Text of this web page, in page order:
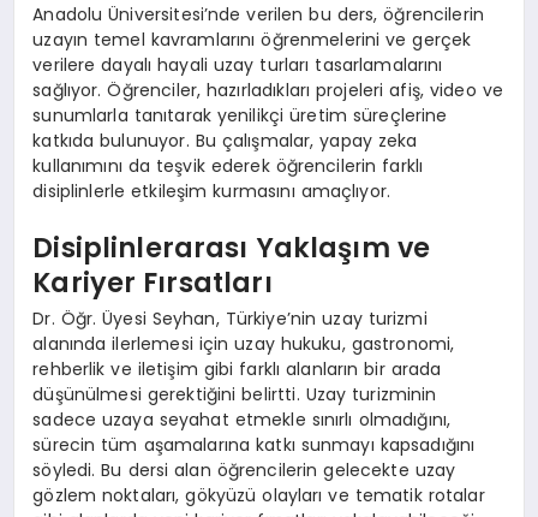
Anadolu Üniversitesi’nde verilen bu ders, öğrencilerin
uzayın temel kavramlarını öğrenmelerini ve gerçek
verilere dayalı hayali uzay turları tasarlamalarını
sağlıyor. Öğrenciler, hazırladıkları projeleri afiş, video ve
sunumlarla tanıtarak yenilikçi üretim süreçlerine
katkıda bulunuyor. Bu çalışmalar, yapay zeka
kullanımını da teşvik ederek öğrencilerin farklı
disiplinlerle etkileşim kurmasını amaçlıyor.
Disiplinlerarası Yaklaşım ve
Kariyer Fırsatları
Dr. Öğr. Üyesi Seyhan, Türkiye’nin uzay turizmi
alanında ilerlemesi için uzay hukuku, gastronomi,
rehberlik ve iletişim gibi farklı alanların bir arada
düşünülmesi gerektiğini belirtti. Uzay turizminin
sadece uzaya seyahat etmekle sınırlı olmadığını,
sürecin tüm aşamalarına katkı sunmayı kapsadığını
söyledi. Bu dersi alan öğrencilerin gelecekte uzay
gözlem noktaları, gökyüzü olayları ve tematik rotalar